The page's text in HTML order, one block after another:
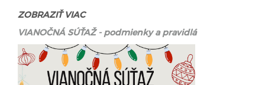
ZOBRAZIŤ VIAC
VIANOČNÁ SÚŤAŽ - podmienky a pravidlá